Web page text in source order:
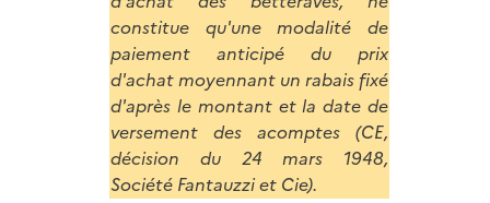
constitue qu'une modalité de
paiement anticipé du prix
d'achat moyennant un rabais fixé
d'après le montant et la date de
versement des acomptes (CE,
décision du 24 mars 1948,
Société Fantauzzi et Cie).